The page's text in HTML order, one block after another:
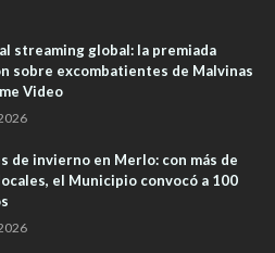
streaming global: la premiada
sobre excombatientes de Malvinas
Video
de invierno en Merlo: con más de
el Municipio convocó a 100